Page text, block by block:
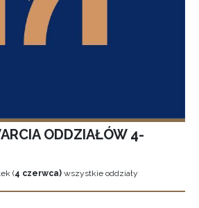
ODDZIAŁÓW 4-
(4 czerwca) wszystkie oddziały